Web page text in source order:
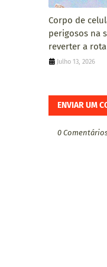
Corpo de
perigosos na
reverter a rota
Julho 13, 2026
ENVIAR UM
0